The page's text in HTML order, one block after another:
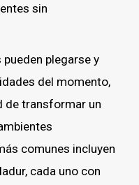
sin
plegarse y
del momento,
de transformar un
comunes incluyen
cada uno con